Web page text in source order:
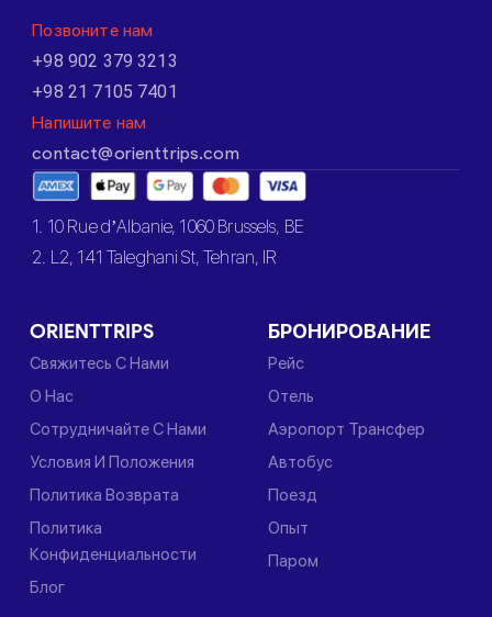
Позвоните нам
+98 902 379 3213
+98 21 7105 7401
Напишите нам
contact@orienttrips.com
1. 10 Rue d’Albanie, 1060 Brussels, BE
2. L2, 141 Taleghani St, Tehran, IR
ORIENTTRIPS
Свяжитесь С Нами
О Нас
Сотрудничайте С Нами
Условия И Положения
Политика Возврата
Политика
Конфиденциальности
Блог
БРОНИРОВАНИЕ
Рейс
Отель
Аэропорт Трансфер
Автобус
Поезд
Опыт
Паром